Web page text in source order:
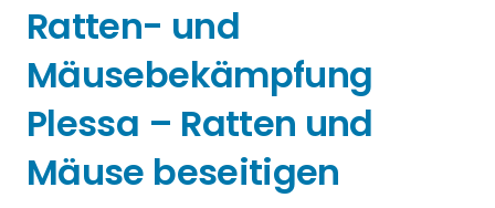
Ratten- und
Mäusebekämpfung
Plessa – Ratten und
Mäuse beseitigen